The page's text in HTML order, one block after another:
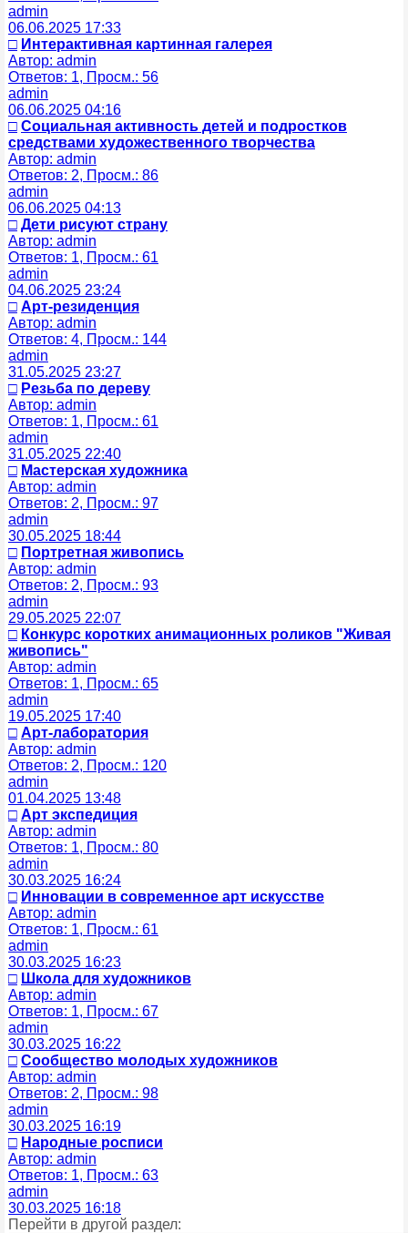
admin
06.06.2025 17:33
□ Интерактивная картинная галерея
Автор: admin
Ответов: 1, Просм.: 56
admin
06.06.2025 04:16
□ Социальная активность детей и подростков
средствами художественного творчества
Автор: admin
Ответов: 2, Просм.: 86
admin
06.06.2025 04:13
□ Дети рисуют страну
Автор: admin
Ответов: 1, Просм.: 61
admin
04.06.2025 23:24
□ Арт-резиденция
Автор: admin
Ответов: 4, Просм.: 144
admin
31.05.2025 23:27
□ Резьба по дереву
Автор: admin
Ответов: 1, Просм.: 61
admin
31.05.2025 22:40
□ Мастерская художника
Автор: admin
Ответов: 2, Просм.: 97
admin
30.05.2025 18:44
□ Портретная живопись
Автор: admin
Ответов: 2, Просм.: 93
admin
29.05.2025 22:07
□ Конкурс коротких анимационных роликов "Живая
живопись"
Автор: admin
Ответов: 1, Просм.: 65
admin
19.05.2025 17:40
□ Арт-лаборатория
Автор: admin
Ответов: 2, Просм.: 120
admin
01.04.2025 13:48
□ Арт экспедиция
Автор: admin
Ответов: 1, Просм.: 80
admin
30.03.2025 16:24
□ Инновации в современное арт искусстве
Автор: admin
Ответов: 1, Просм.: 61
admin
30.03.2025 16:23
□ Школа для художников
Автор: admin
Ответов: 1, Просм.: 67
admin
30.03.2025 16:22
□ Сообщество молодых художников
Автор: admin
Ответов: 2, Просм.: 98
admin
30.03.2025 16:19
□ Народные росписи
Автор: admin
Ответов: 1, Просм.: 63
admin
30.03.2025 16:18
Перейти в другой раздел: